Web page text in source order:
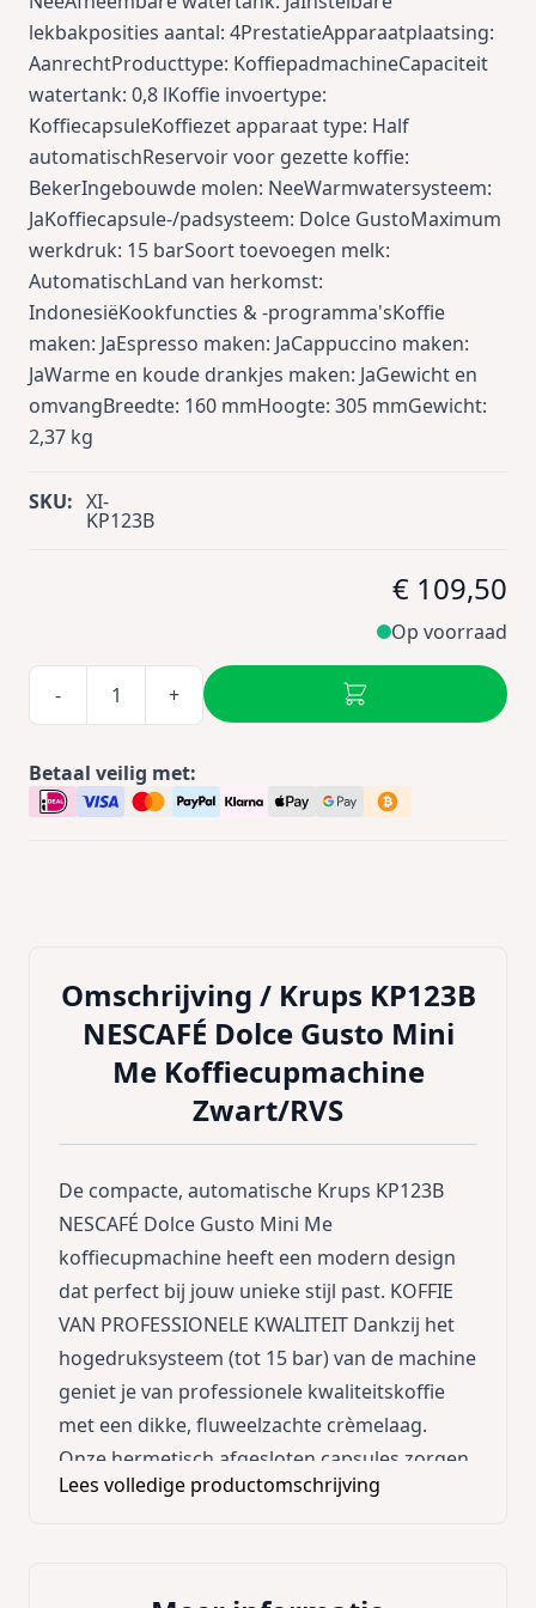
lekbakposities aantal: 4PrestatieApparaatplaatsing:
AanrechtProducttype: KoffiepadmachineCapaciteit
watertank: 0,8 lKoffie invoertype:
KoffiecapsuleKoffiezet apparaat type: Half
automatischReservoir voor gezette koffie:
BekerIngebouwde molen: NeeWarmwatersysteem:
JaKoffiecapsule-/padsysteem: Dolce GustoMaximum
werkdruk: 15 barSoort toevoegen melk:
AutomatischLand van herkomst:
IndonesiëKookfuncties & -programma'sKoffie
maken: JaEspresso maken: JaCappuccino maken:
JaWarme en koude drankjes maken: JaGewicht en
omvangBreedte: 160 mmHoogte: 305 mmGewicht:
2,37 kg
SKU: XI-
KP123B
€ 109,50
Op voorraad
- +
Betaal veilig met:
Omschrijving / Krups KP123B
NESCAFÉ Dolce Gusto Mini
Me Koffiecupmachine
Zwart/RVS
De compacte, automatische Krups KP123B
NESCAFÉ Dolce Gusto Mini Me
koffiecupmachine heeft een modern design
dat perfect bij jouw unieke stijl past. KOFFIE
VAN PROFESSIONELE KWALITEIT Dankzij het
hogedruksysteem (tot 15 bar) van de machine
geniet je van professionele kwaliteitskoffie
met een dikke, fluweelzachte crèmelaag.
Onze hermetisch afgesloten capsules zorgen
ervoor dat de versheid van de koffie bewaard
Lees volledige productomschrijving